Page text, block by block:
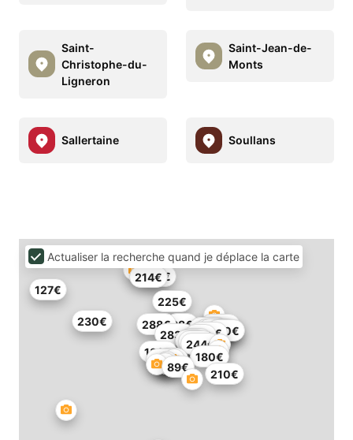
Saint-
Christophe-du-
Ligneron
Saint-Jean-de-
Monts
Sallertaine Soullans
244€
195€
199€
98€
89€
60€
73€
126€
118€
175€
170€
37€
99€
190€
180€
210€
294€
422€
95€
283€
288€
230€
85€
199€
225€
133€
214€
127€
Actualiser la recherche quand je déplace la carte